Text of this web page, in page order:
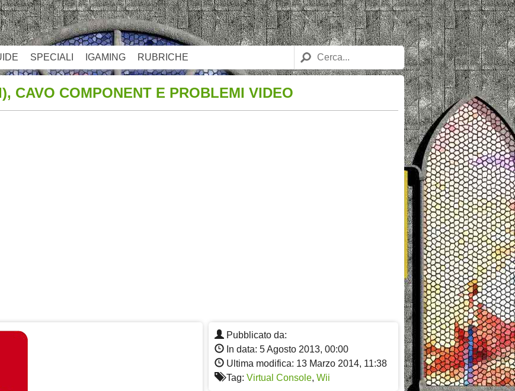
SPECIALI IGAMING RUBRICHE
CAVO COMPONENT E PROBLEMI VIDEO
Pubblicato da:
In data: 5 Agosto 2013, 00:00
Ultima modifica: 13 Marzo 2014, 11:38
Tag: Virtual Console, Wii